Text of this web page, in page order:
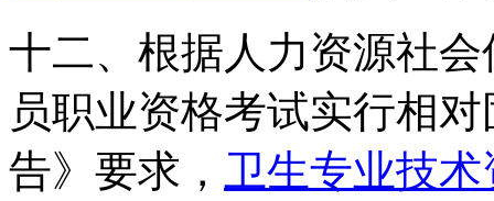
十二、根据人力资源社
员职业资格考试实行相
告》要求， 卫生专业技